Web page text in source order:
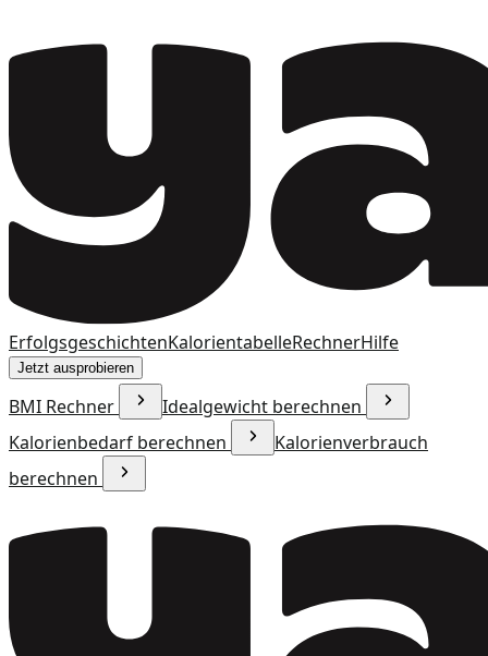
ErfolgsgeschichtenKalorientabelleRechnerHilfe
Jetzt ausprobieren
BMI Rechner
Idealgewicht berechnen
Kalorienbedarf berechnen
Kalorienverbrauch
berechnen